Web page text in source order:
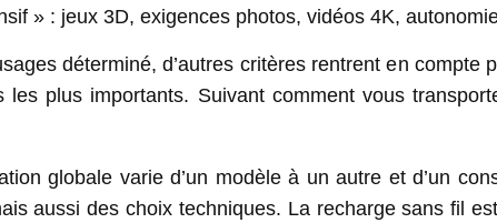
» : jeux 3D, exigences photos, vidéos 4K,
déterminé, d’autres critères rentrent en compte
les plus importants. Suivant comment vous
globale varie d’un modèle à un autre et d’un
aussi des choix techniques. La recharge sans fil